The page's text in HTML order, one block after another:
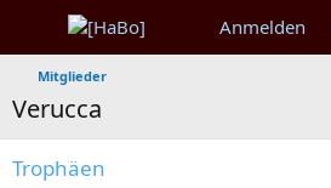
Anmelden
Mitglieder
Verucca
Trophäen